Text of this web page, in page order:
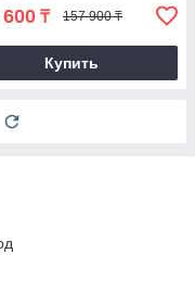
₸ 157 900 ₸
Купить